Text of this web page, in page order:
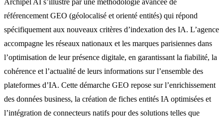
référencement GEO (géolocalisé et orienté entités) qui répond
spécifiquement aux nouveaux critères d’indexation des IA. L’agence
accompagne les réseaux nationaux et les marques parisiennes dans
l’optimisation de leur présence digitale, en garantissant la fiabilité, la
cohérence et l’actualité de leurs informations sur l’ensemble des
plateformes d’IA. Cette démarche GEO repose sur l’enrichissement
des données business, la création de fiches entités IA optimisées et
l’intégration de connecteurs natifs pour des solutions telles que